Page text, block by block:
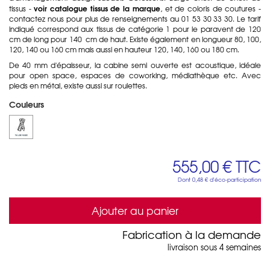
tissus -voir catalogue tissus de la marque, et de coloris de coutures -
contactez nous pour plus de renseignements au 01 53 30 33 30. Le tarif
indiqué correspond aux tissus de catégorie 1 pour le paravent de 120
cm de long pour 140 cm de haut. Existe également en longueur 80, 100,
120, 140 ou 160 cm mais aussi en hauteur 120, 140, 160 ou 180 cm.
De 40 mm d'épaisseur, la cabine semi ouverte est acoustique, idéale
pour open space, espaces de coworking, médiathèque etc. Avec
pieds en métal, existe aussi sur roulettes.
Couleurs
555,00 €TTC
Dont 0,48 € d'éco-participation
Ajouter au panier
Fabrication à la demande
livraison sous 4 semaines